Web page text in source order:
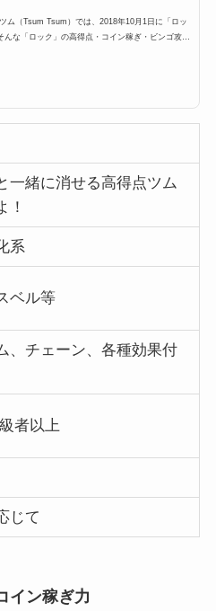
ム（Tsum Tsum）では、2018年10月1日に「ロッ
んな「ロック」の高得点・コイン稼ぎ・ビンゴ攻略
一緒に消せる高得点ツム
！
系
ベル等
、チェーン、各種効果付
者以上
じて
イン稼ぎ力